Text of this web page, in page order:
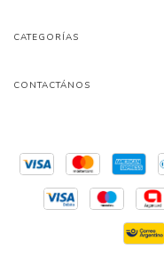
CATEGORÍAS
CONTACTÁNOS